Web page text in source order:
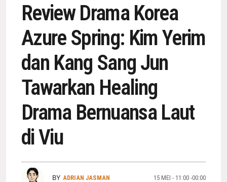
Review Drama Korea
Azure Spring: Kim Yerim
dan Kang Sang Jun
Tawarkan Healing
Drama Bernuansa Laut
di Viu
BY ADRIAN JASMAN 15 MEI - 11:00 -00:00